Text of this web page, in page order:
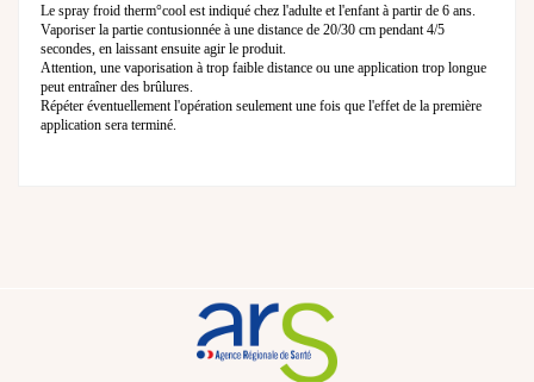
Le spray froid therm°cool est indiqué chez l'adulte et l'enfant à partir de 6 ans.
Vaporiser la partie contusionnée à une distance de 20/30 cm pendant 4/5
secondes, en laissant ensuite agir le produit.
Attention, une vaporisation à trop faible distance ou une application trop longue
peut entraîner des brûlures.
Répéter éventuellement l'opération seulement une fois que l'effet de la première
application sera terminé.